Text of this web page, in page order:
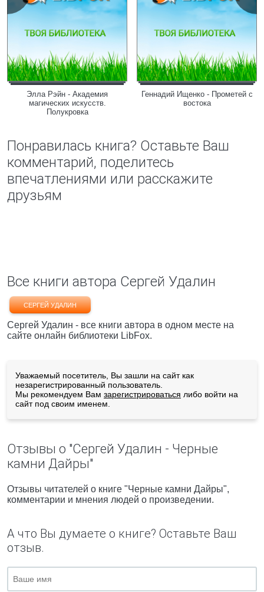
Элла Рэйн - Академия
магических искусств.
Полукровка
Геннадий Ищенко - Прометей с
востока
Понравилась книга? Оставьте Ваш
комментарий, поделитесь
впечатлениями или расскажите
друзьям
Все книги автора Сергей Удалин
СЕРГЕЙ УДАЛИН
Сергей Удалин - все книги автора в одном месте на
сайте онлайн библиотеки LibFox.
Уважаемый посетитель, Вы зашли на сайт как
незарегистрированный пользователь.
Мы рекомендуем Вам зарегистрироваться либо войти на
сайт под своим именем.
Отзывы о "Сергей Удалин - Черные
камни Дайры"
Отзывы читателей о книге "Черные камни Дайры",
комментарии и мнения людей о произведении.
А что Вы думаете о книге? Оставьте Ваш
отзыв.